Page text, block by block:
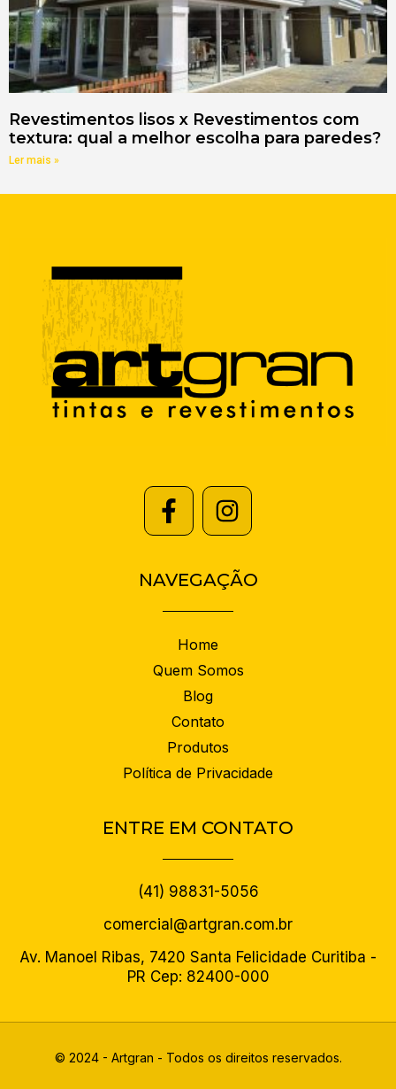
Revestimentos lisos x Revestimentos com
textura: qual a melhor escolha para paredes?
Ler mais »
NAVEGAÇÃO
Home
Quem Somos
Blog
Contato
Produtos
Política de Privacidade
ENTRE EM CONTATO
(41) 98831-5056
comercial@artgran.com.br
Av. Manoel Ribas, 7420 Santa Felicidade Curitiba -
PR Cep: 82400-000
© 2024 - Artgran - Todos os direitos reservados.